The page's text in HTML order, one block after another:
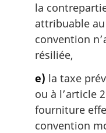
la
attribuable
convention
résiliée,
e) la taxe
ou à l’article
fourniture
convention